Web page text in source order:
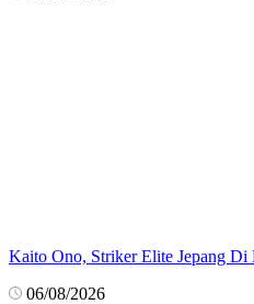
Kaito Ono, Striker Elite Jepang Di
06/08/2026